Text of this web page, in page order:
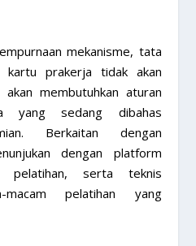
mekanisme, tata
prakerja tidak akan
membutuhkan aturan
yang sedang dibahas
Berkaitan dengan
dengan platform
pelatihan, serta teknis
macam pelatihan yang